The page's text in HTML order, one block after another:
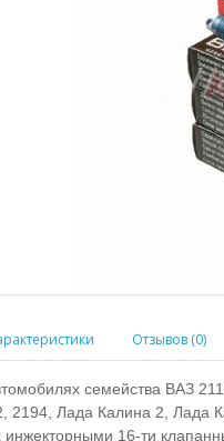
Отзывов (0)
семейства ВАЗ
2194, Лада Калина 2, Лада
инжекторными 16-ти